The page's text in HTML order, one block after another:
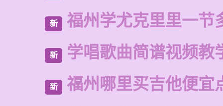
新 福州学尤克里里一节
新 学唱歌曲简谱视频教
新 福州哪里买吉他便宜